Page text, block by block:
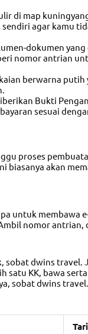
di map
agar kamu
dokumen yang
nomor antrian
berwarna putih
Bukti
sesuai
proses
biasanya akan
untuk membawa
nomor
sobat dwins travel.
KK, bawa
sobat dwins travel.